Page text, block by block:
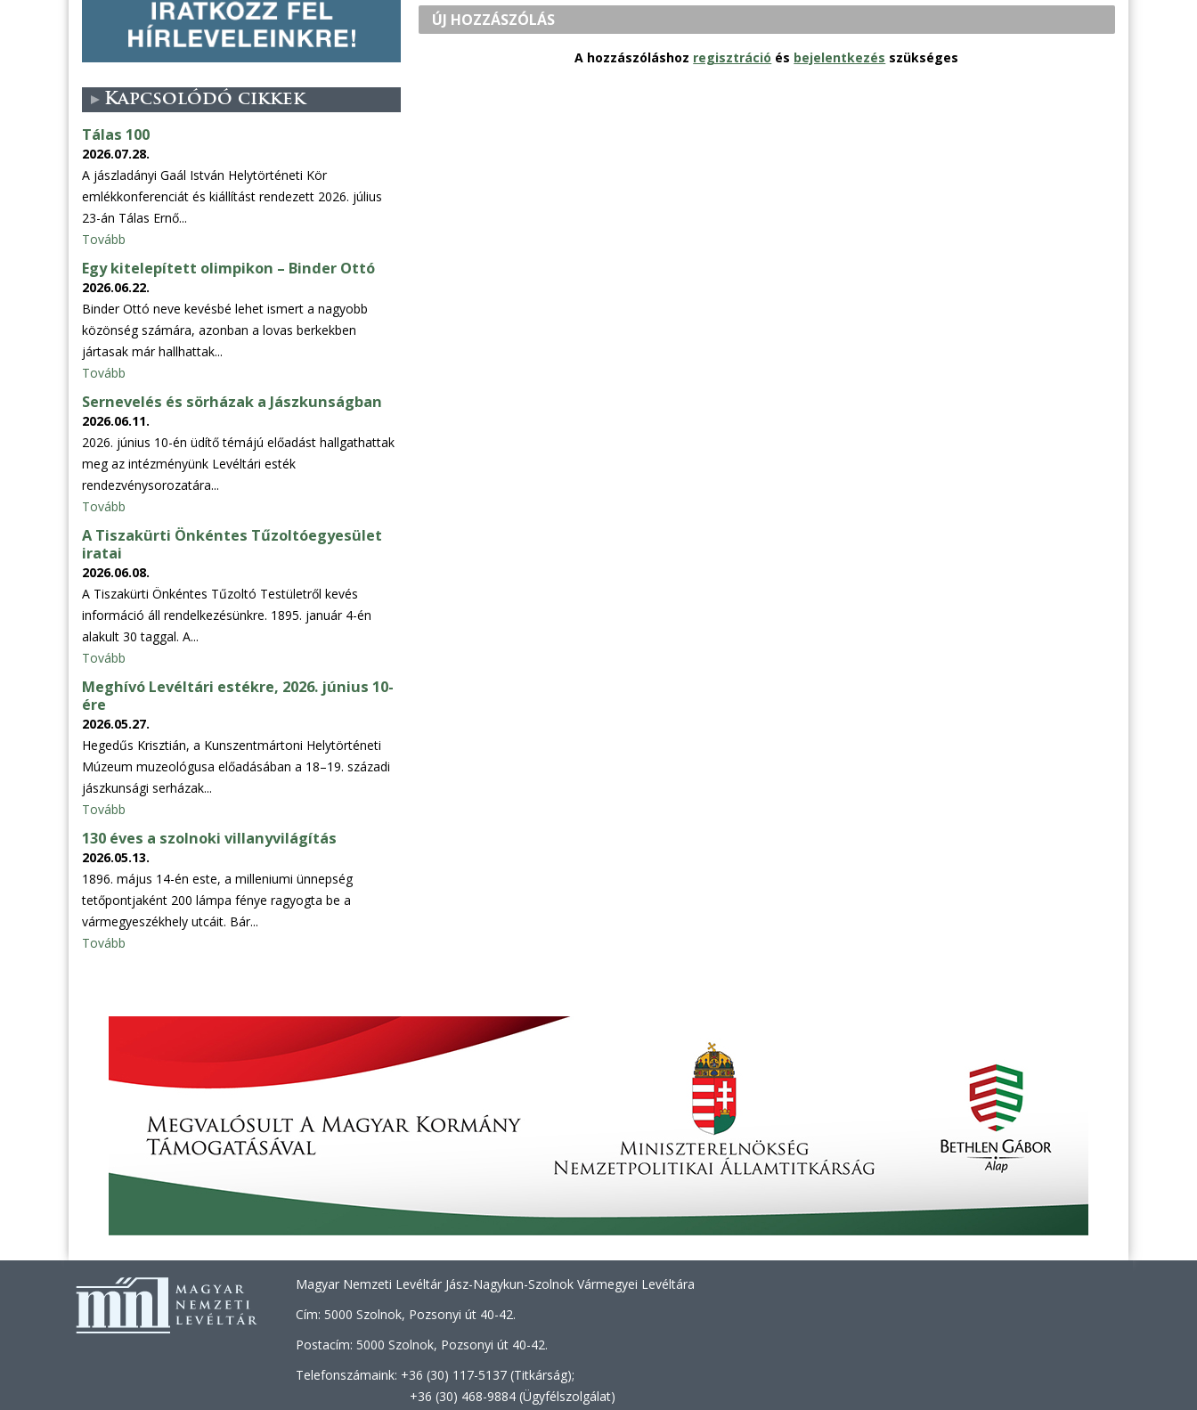
ÚJ HOZZÁSZÓLÁS
A hozzászóláshoz regisztráció és bejelentkezés szükséges
Kapcsolódó cikkek
Tálas 100
2026.07.28.
A jászladányi Gaál István Helytörténeti Kör
emlékkonferenciát és kiállítást rendezett 2026. július
23-án Tálas Ernő...
Tovább
Egy kitelepített olimpikon – Binder Ottó
2026.06.22.
Binder Ottó neve kevésbé lehet ismert a nagyobb
közönség számára, azonban a lovas berkekben
jártasak már hallhattak...
Tovább
Sernevelés és sörházak a Jászkunságban
2026.06.11.
2026. június 10-én üdítő témájú előadást hallgathattak
meg az intézményünk Levéltári esték
rendezvénysorozatára...
Tovább
A Tiszakürti Önkéntes Tűzoltóegyesület
iratai
2026.06.08.
A Tiszakürti Önkéntes Tűzoltó Testületről kevés
információ áll rendelkezésünkre. 1895. január 4-én
alakult 30 taggal. A...
Tovább
Meghívó Levéltári estékre, 2026. június 10-
ére
2026.05.27.
Hegedűs Krisztián, a Kunszentmártoni Helytörténeti
Múzeum muzeológusa előadásában a 18–19. századi
jászkunsági serházak...
Tovább
130 éves a szolnoki villanyvilágítás
2026.05.13.
1896. május 14-én este, a milleniumi ünnepség
tetőpontjaként 200 lámpa fénye ragyogta be a
vármegyeszékhely utcáit. Bár...
Tovább
Magyar Nemzeti Levéltár Jász-Nagykun-Szolnok Vármegyei Levéltára
Cím: 5000 Szolnok, Pozsonyi út 40-42.
Postacím: 5000 Szolnok, Pozsonyi út 40-42.
Telefonszámaink: +36 (30) 117-5137 (Titkárság);
+36 (30) 468-9884 (Ügyfélszolgálat)